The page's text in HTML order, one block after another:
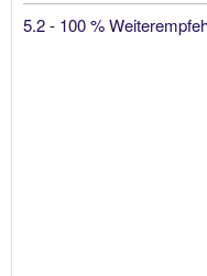
5.2 - 100 %